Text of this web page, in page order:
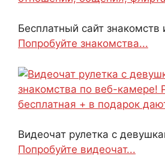
Бесплатный сайт знакомств
Попробуйте знакомства...
Видеочат рулетка с
Попробуйте видеочат...